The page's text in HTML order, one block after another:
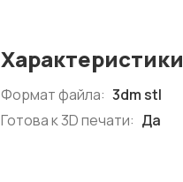
Характеристики
Формат файла: 3dm stl
Готова к 3D печати: Да